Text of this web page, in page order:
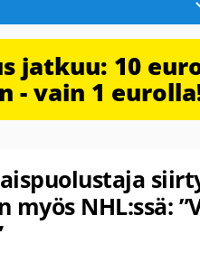
jatkuu: 10
- vain 1
myös NHL:ssä: